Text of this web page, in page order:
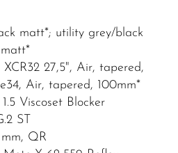
matt*; utility grey/black
XCR32 27,5", Air, tapered,
Air, tapered, 100mm*
Viscoset Blocker
ST
QR